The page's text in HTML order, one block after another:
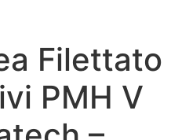
Filettato
PMH V